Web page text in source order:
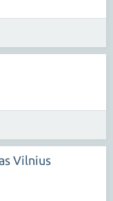
Vilnius